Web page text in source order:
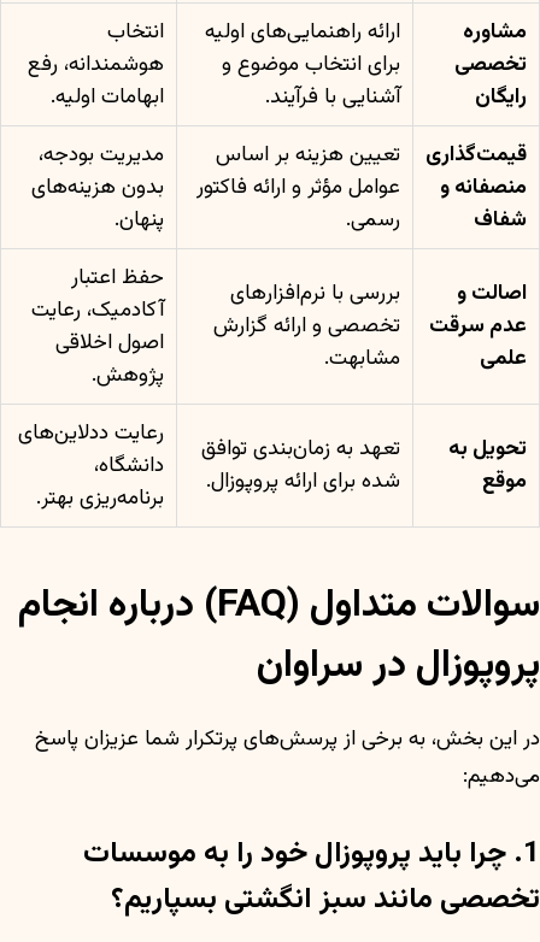
مشاوره
تخصصی
رایگان
ارائه راهنمایی‌های اولیه
برای انتخاب موضوع و
آشنایی با فرآیند.
انتخاب
هوشمندانه، رفع
ابهامات اولیه.
قیمت‌گذاری
منصفانه و
شفاف
تعیین هزینه بر اساس
عوامل مؤثر و ارائه فاکتور
رسمی.
مدیریت بودجه،
بدون هزینه‌های
پنهان.
اصالت و
عدم سرقت
علمی
بررسی با نرم‌افزارهای
تخصصی و ارائه گزارش
مشابهت.
حفظ اعتبار
آکادمیک، رعایت
اصول اخلاقی
پژوهش.
تحویل به
موقع
تعهد به زمان‌بندی توافق
شده برای ارائه پروپوزال.
رعایت ددلاین‌های
دانشگاه،
برنامه‌ریزی بهتر.
سوالات متداول (FAQ) درباره انجام
پروپوزال در سراوان
در این بخش، به برخی از پرسش‌های پرتکرار شما عزیزان پاسخ
می‌دهیم:
1. چرا باید پروپوزال خود را به موسسات
تخصصی مانند سبز انگشتی بسپاریم؟